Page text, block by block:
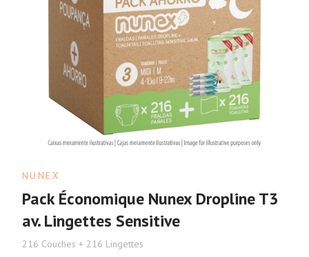
NUNEX
Pack Économique Nunex Dropline T3
av. Lingettes Sensitive
216 Couches + 216 Lingettes